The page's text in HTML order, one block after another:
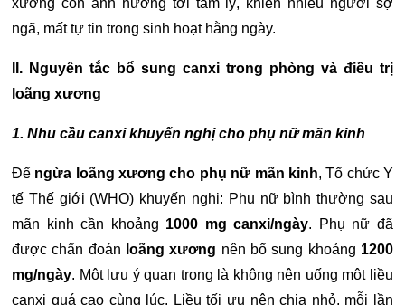
xương còn ảnh hưởng tới tâm lý, khiến nhiều người sợ
ngã, mất tự tin trong sinh hoạt hằng ngày.
II. Nguyên tắc bổ sung canxi trong phòng và điều trị
loãng xương
1. Nhu cầu canxi khuyến nghị cho phụ nữ mãn kinh
Để ngừa loãng xương cho phụ nữ mãn kinh, Tổ chức Y
tế Thế giới (WHO) khuyến nghị: Phụ nữ bình thường sau
mãn kinh cần khoảng 1000 mg canxi/ngày.
Phụ nữ đã
được chẩn đoán loãng xương nên bổ sung khoảng 1200
mg/ngày. Một lưu ý quan trọng là không nên uống một liều
canxi quá cao cùng lúc. Liều tối ưu nên chia nhỏ, mỗi lần